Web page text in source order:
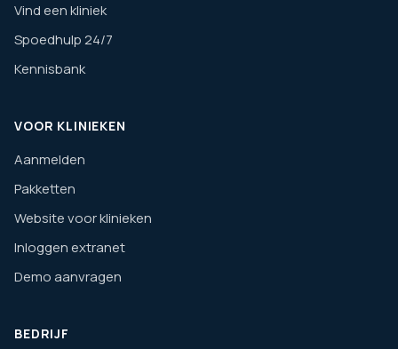
Vind een kliniek
Spoedhulp 24/7
Kennisbank
VOOR KLINIEKEN
Aanmelden
Pakketten
Website voor klinieken
Inloggen extranet
Demo aanvragen
BEDRIJF